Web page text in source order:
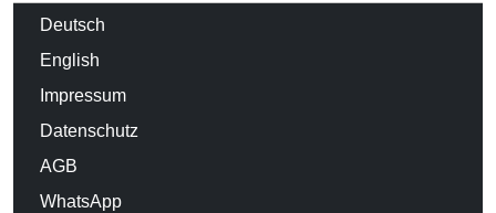
Deutsch
English
Impressum
Datenschutz
AGB
WhatsApp